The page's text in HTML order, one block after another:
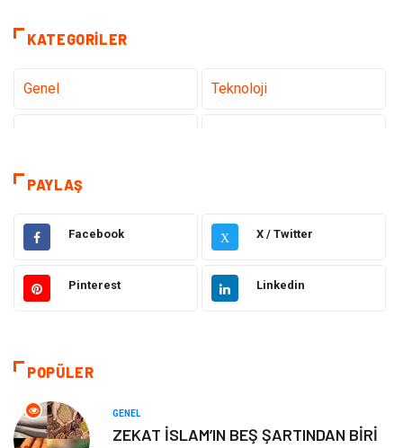
KATEGORILER
Genel Teknoloji
Tatil
Bakım Güzellik Yeme İçme
Elektrik Elektronik Giyim
Hukuk
Aksesuar
PAYLAŞ
Facebook X X / Twitter
Pinterest Linkedin
POPÜLER
GENEL
ZEKAT İSLAM’IN BEŞ ŞARTINDAN BİRİ